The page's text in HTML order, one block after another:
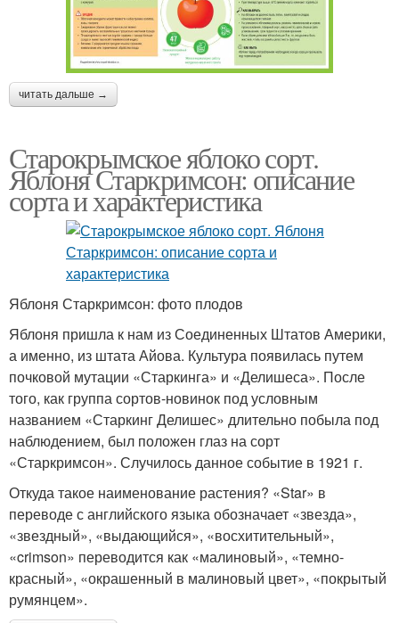
читать дальше →
Старокрымское яблоко сорт.
Яблоня Старкримсон: описание
сорта и характеристика
Яблоня Старкримсон: фото плодов
Яблоня пришла к нам из Соединенных Штатов Америки,
а именно, из штата Айова. Культура появилась путем
почковой мутации «Старкинга» и «Делишеса». После
того, как группа сортов-новинок под условным
названием «Старкинг Делишес» длительно побыла под
наблюдением, был положен глаз на сорт
«Старкримсон». Случилось данное событие в 1921 г.
Откуда такое наименование растения? «Star» в
переводе с английского языка обозначает «звезда»,
«звездный», «выдающийся», «восхитительный»,
«crimson» переводится как «малиновый», «темно-
красный», «окрашенный в малиновый цвет», «покрытый
румянцем».